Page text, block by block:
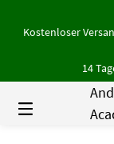
Inhalt
Kostenloser
14